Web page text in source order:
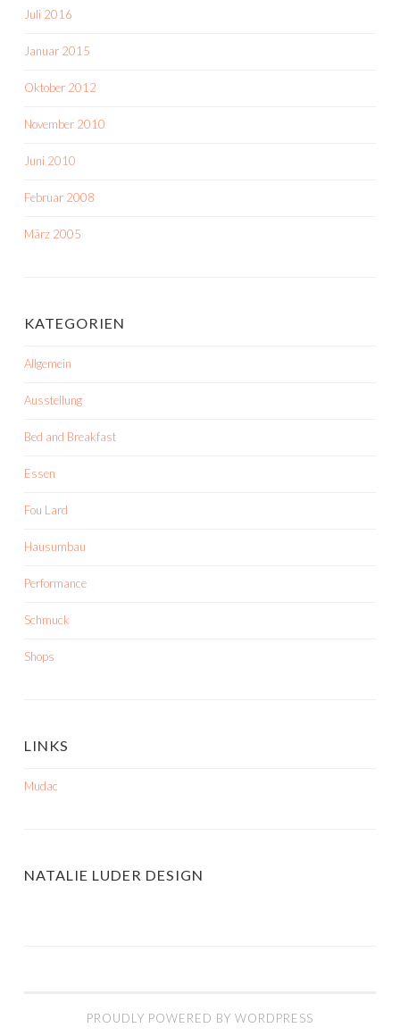
Juli 2016
Januar 2015
Oktober 2012
November 2010
Juni 2010
Februar 2008
März 2005
KATEGORIEN
Allgemein
Ausstellung
Bed and Breakfast
Essen
Fou Lard
Hausumbau
Performance
Schmuck
Shops
LINKS
Mudac
NATALIE LUDER DESIGN
PROUDLY POWERED BY WORDPRESS